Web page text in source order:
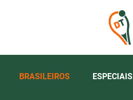
BRASILEIROS ESPECIAIS